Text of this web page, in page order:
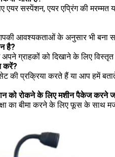
सस्पेंशन, एयर एप्रिंग की मरम्मत
आवश्यकताओं के अनुसार भी बना
है?
अपने ग्राहकों को दिखाने के लिए
करें?
प्रक्रिया करते हैं या आप हमें
को रोकने के लिए मशीन पैकेज करने
का बीमा करने के लिए फूस के